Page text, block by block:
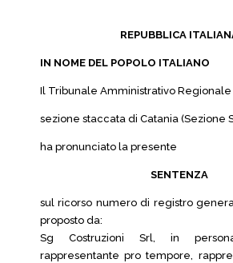
REPUBBLICA
IN NOME DEL POPOLO ITALIANO
Il Tribunale Amministrativo
sezione staccata di Catania (Sezione
ha pronunciato la presente
SENTENZA
sul ricorso numero di registro
proposto da:
Sg Costruzioni Srl, in
rappresentante pro tempore,